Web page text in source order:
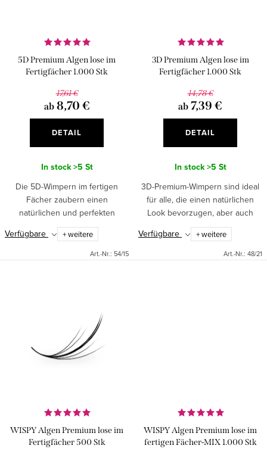
5D Premium Algen lose im
Fertigfächer 1.000 Stk
17,61 €
ab8,70 €
DETAIL
In stock>5 St
Die 5D-Wimpern im fertigen
Fächer zaubern einen
natürlichen und perfekten
Wimpernaufschlag. Sie sind ideal
für eine schnellere Anwendung.
Paket enthält 950 Stück - 1000
Verfügbare + weitere
Art.-Nr.: 54/15
3D Premium Algen lose im
Fertigfächer 1.000 Stk
14,78 €
ab 7,39 €
DETAIL
In stock>5 St
3D-Premium-Wimpern sind ideal
für alle, die einen natürlichen
Look bevorzugen, aber auch
ausdrucksstarke Augen
wünschen. Die Wimpern sind
handgefertigt und haben sehr
Verfügbare + weitere
Art.-Nr.: 48/21
WISPY Algen Premium lose im
Fertigfächer 500 Stk
WISPY Algen Premium lose im
fertigen Fächer-MIX 1.000 Stk